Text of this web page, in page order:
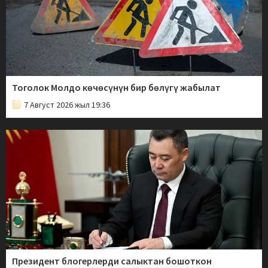
Тоголок Молдо көчөсүнүн бир бөлүгү жабылат
7 Август 2026 жыл 19:36
Президент блогерлерди салыктан бошоткон